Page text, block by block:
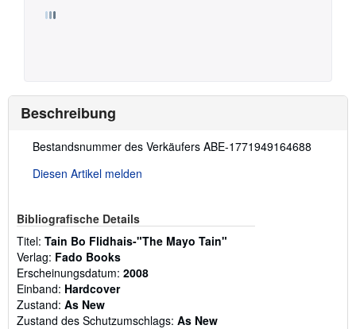
Beschreibung
Beschreibung:
Bestandsnummer des Verkäufers ABE-1771949164688
Diesen Artikel melden
Bibliografische Details
Titel: Tain Bo Flidhais-"The Mayo Tain"
Verlag: Fado Books
Erscheinungsdatum: 2008
Einband: Hardcover
Zustand: As New
Zustand des Schutzumschlags: As New